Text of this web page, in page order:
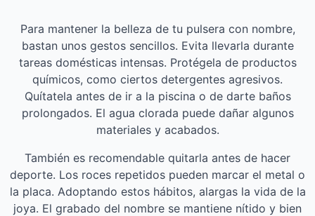
Para mantener la belleza de tu pulsera con nombre,
bastan unos gestos sencillos. Evita llevarla durante
tareas domésticas intensas. Protégela de productos
químicos, como ciertos detergentes agresivos.
Quítatela antes de ir a la piscina o de darte baños
prolongados. El agua clorada puede dañar algunos
materiales y acabados.
También es recomendable quitarla antes de hacer
deporte. Los roces repetidos pueden marcar el metal o
la placa. Adoptando estos hábitos, alargas la vida de la
joya. El grabado del nombre se mantiene nítido y bien